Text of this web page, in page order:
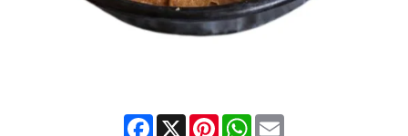
Facebook
X PinterestWhatsApp
Email